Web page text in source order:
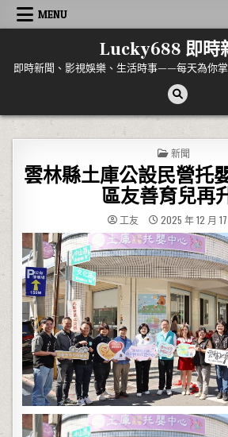
Skip to content
MENU
Lucky688 即時
即時新聞、影視娛樂、生活時事——每天為你
POSTED IN
新聞
雲林縣土庫公設民營托
區友善育兒再
工友 2025 年 12 月